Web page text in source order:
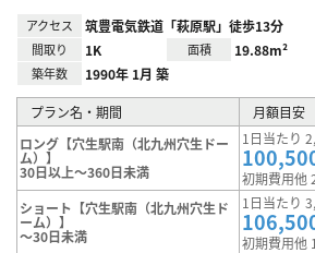
アクセス 筑豊電気鉄道「萩原駅」徒歩13分
間取り 1K 面積 19.88m²
築年数 1990年 1月 築
プラン名・期間
月額目安
ロング【穴生駅南（北九州穴生ドー
ム）】
30日以上～360日未満
1日当たり
初期費用他
ショート【穴生駅南（北九州穴生ド
ーム）】
～30日未満
1日当たり
初期費用他